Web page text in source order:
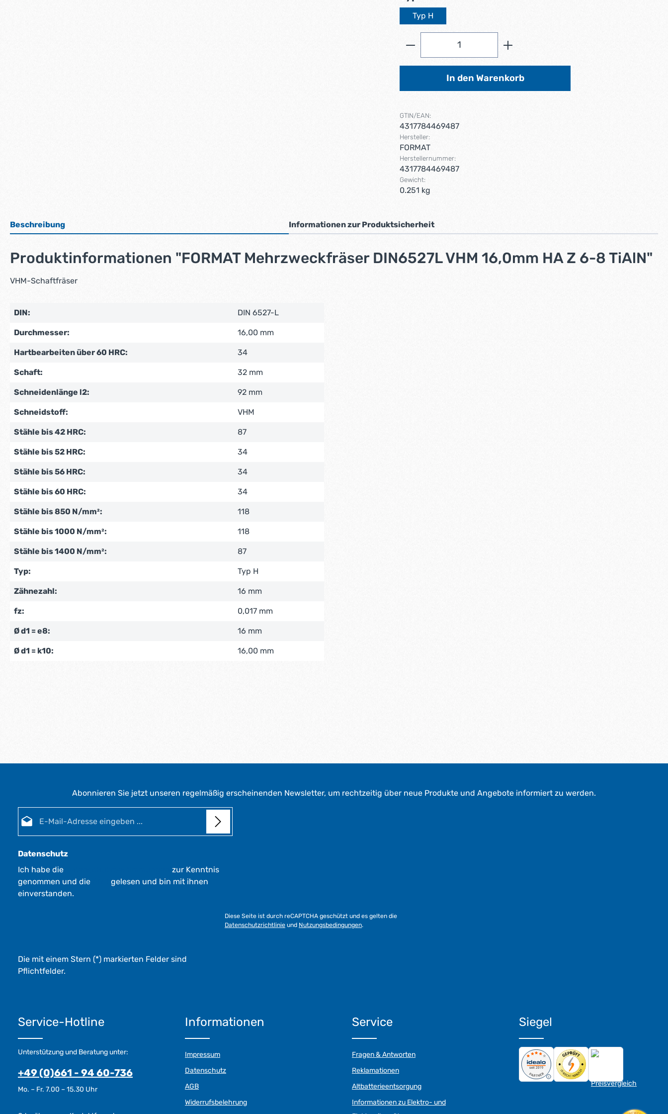
Typ H
Produkt Anzahl: Gib den gewünschten Wert
In den Warenkorb
GTIN/EAN:
4317784469487
Hersteller:
FORMAT
Herstellernummer:
4317784469487
Gewicht:
0.251 kg
Beschreibung Informationen zur Produktsicherheit
Produktinformationen "FORMAT Mehrzweckfräser DIN6527L VHM 16,0mm HA Z 6-8 TiAlN"
VHM-Schaftfräser
DIN: DIN 6527-L
Durchmesser: 16,00 mm
Hartbearbeiten über 60 HRC: 34
Schaft: 32 mm
Schneidenlänge l2: 92 mm
Schneidstoff: VHM
Stähle bis 42 HRC: 87
Stähle bis 52 HRC: 34
Stähle bis 56 HRC: 34
Stähle bis 60 HRC: 34
Stähle bis 850 N/mm²: 118
Stähle bis 1000 N/mm²: 118
Stähle bis 1400 N/mm²: 87
Typ: Typ H
Zähnezahl: 16 mm
fz: 0,017 mm
Ø d1 = e8: 16 mm
Ø d1 = k10: 16,00 mm
Abonnieren Sie jetzt unseren regelmäßig erscheinenden Newsletter, um rechtzeitig über neue Produkte und Angebote informiert zu werden.
Datenschutz
Ich habe die
zur Kenntnis
genommen und die
gelesen und bin mit ihnen
einverstanden.
Diese Seite ist durch reCAPTCHA geschützt und es gelten die
Datenschutzrichtlinie und Nutzungsbedingungen.
Die mit einem Stern (*) markierten Felder sind
Pflichtfelder.
Service-Hotline
Unterstützung und Beratung unter:
+49 (0)661 - 94 60-736
Mo. – Fr. 7.00 – 15.30 Uhr
Informationen
Impressum
Datenschutz
AGB
Widerrufsbelehrung
Service
Fragen & Antworten
Reklamationen
Altbatterieentsorgung
Informationen zu Elektro- und
Siegel